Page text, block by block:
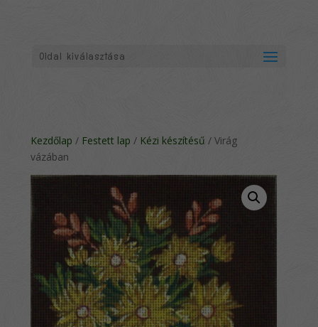
Oldal kiválasztása
Kezdőlap / Festett lap / Kézi készítésű / Virág
vázában